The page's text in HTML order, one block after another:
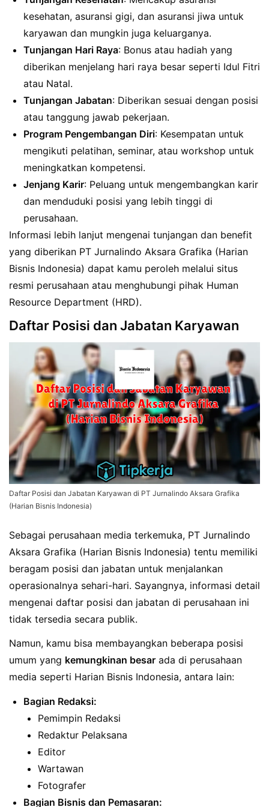
kesehatan, asuransi gigi, dan asuransi jiwa untuk
karyawan dan mungkin juga keluarganya.
Tunjangan Hari Raya: Bonus atau hadiah yang
diberikan menjelang hari raya besar seperti Idul Fitri
atau Natal.
Tunjangan Jabatan: Diberikan sesuai dengan posisi
atau tanggung jawab pekerjaan.
Program Pengembangan Diri: Kesempatan untuk
mengikuti pelatihan, seminar, atau workshop untuk
meningkatkan kompetensi.
Jenjang Karir: Peluang untuk mengembangkan karir
dan menduduki posisi yang lebih tinggi di
perusahaan.
Informasi lebih lanjut mengenai tunjangan dan benefit
yang diberikan PT Jurnalindo Aksara Grafika (Harian
Bisnis Indonesia) dapat kamu peroleh melalui situs
resmi perusahaan atau menghubungi pihak Human
Resource Department (HRD).
Daftar Posisi dan Jabatan Karyawan
Daftar Posisi dan Jabatan Karyawan di PT Jurnalindo Aksara Grafika
(Harian Bisnis Indonesia)
Sebagai perusahaan media terkemuka, PT Jurnalindo
Aksara Grafika (Harian Bisnis Indonesia) tentu memiliki
beragam posisi dan jabatan untuk menjalankan
operasionalnya sehari-hari. Sayangnya, informasi detail
mengenai daftar posisi dan jabatan di perusahaan ini
tidak tersedia secara publik.
Namun, kamu bisa membayangkan beberapa posisi
umum yang kemungkinan besar ada di perusahaan
media seperti Harian Bisnis Indonesia, antara lain:
Bagian Redaksi:
Pemimpin Redaksi
Redaktur Pelaksana
Editor
Wartawan
Fotografer
Bagian Bisnis dan Pemasaran: